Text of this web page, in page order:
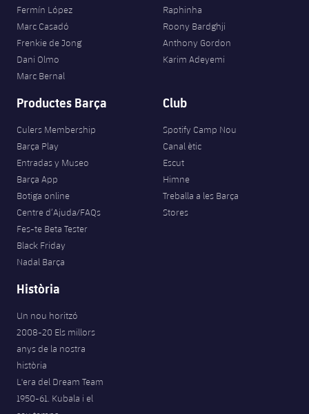
Fermín López
Marc Casadó
Frenkie de Jong
Dani Olmo
Marc Bernal
Raphinha
Roony Bardghji
Anthony Gordon
Karim Adeyemi
Productes Barça
Culers Membership
Barça Play
Entradas y Museo
Barça App
Botiga online
Centre d’Ajuda/FAQs
Fes-te Beta Tester
Black Friday
Nadal Barça
Club
Spotify Camp Nou
Canal ètic
Escut
Himne
Treballa a les Barça
Stores
Història
Un nou horitzó
2008-20 Els millors
anys de la nostra
història
L'era del Dream Team
1950-61. Kubala i el